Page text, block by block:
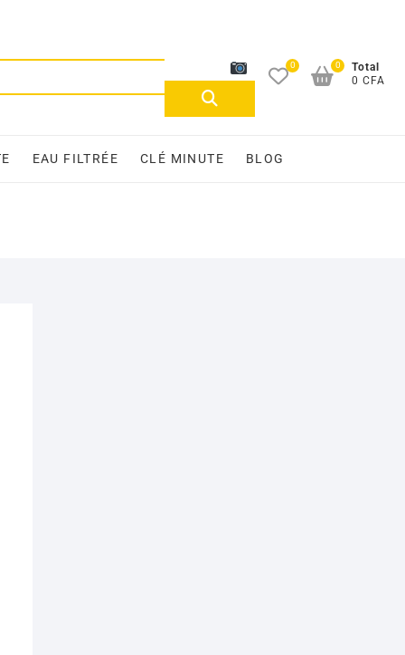
Recherche
0
Total
0 CFA
0
EAU FILTRÉE CLÉ MINUTE BLOG